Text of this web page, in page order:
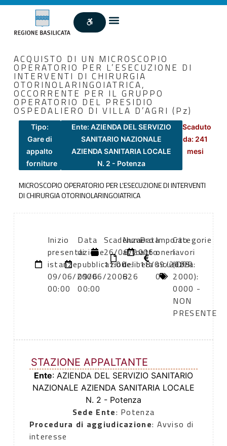
ACQUISTO DI UN MICROSCOPIO
OPERATORIO PER L’ESECUZIONE DI
INTERVENTI DI CHIRURGIA
OTORINOLARINGOIATRICA,
OCCORRENTE PER IL GRUPPO
OPERATORIO DEL PRESIDIO
OSPEDALIERO DI VILLA D’AGRI (Pz)
Tipo:
Gare di
appalto
forniture
Ente: AZIENDA DEL SERVIZIO
SANITARIO NAZIONALE
AZIENDA SANITARIA LOCALE
N. 2 - Potenza
Scaduto
da: 241
mesi
MICROSCOPIO OPERATORIO PER L’ESECUZIONE DI INTERVENTI
DI CHIRURGIA OTORINOLARINGOIATRICA
Inizio
presentazione
istanze:
09/06/2006
00:00
Data
di
pubblicazione:
09/06/2006
00:00
Scadenza:
26/06/2006
11:00
Numero
atto:
delibera
826
Data
atto:
18/09/2003
Importo
oneri
sicurezza:
0
Categorie
lavori
(DPR
2000):
0000 -
NON
PRESENTE
STAZIONE APPALTANTE
Ente: AZIENDA DEL SERVIZIO SANITARIO
NAZIONALE AZIENDA SANITARIA LOCALE
N. 2 - Potenza
Sede Ente: Potenza
Procedura di aggiudicazione: Avviso di
interesse